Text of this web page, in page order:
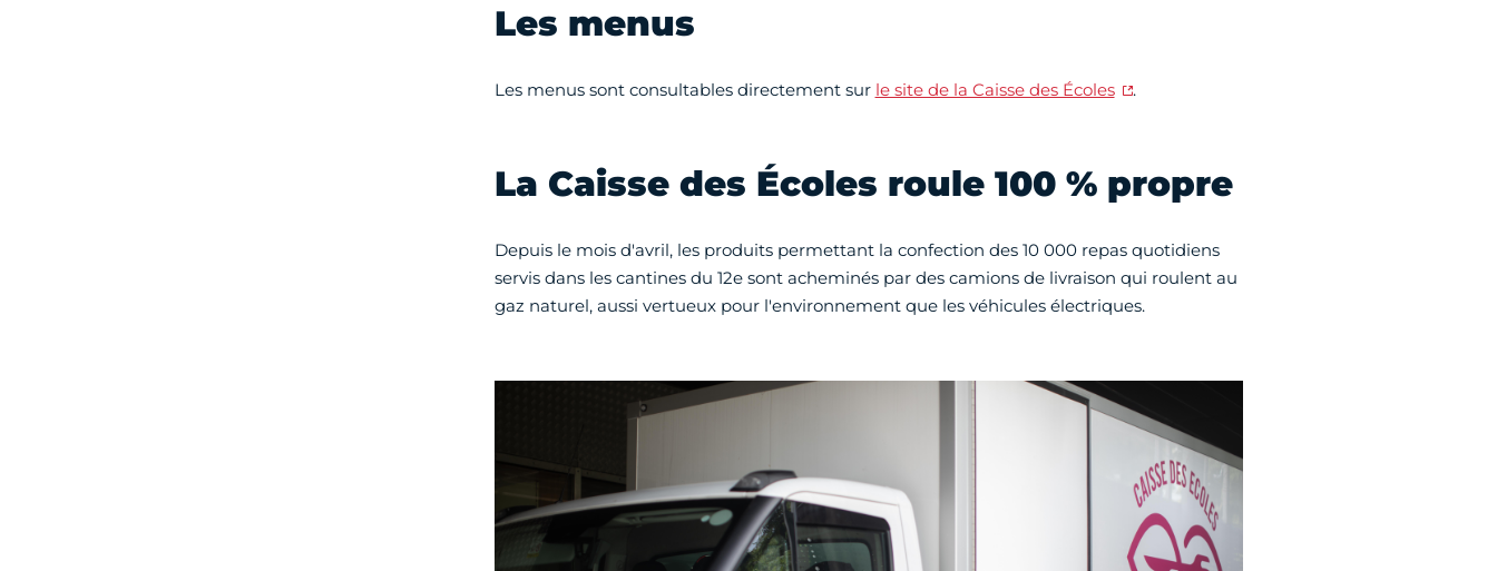
Les menus
Les menus sont consultables directement sur le site de la Caisse des Écoles .
La Caisse des Écoles roule 100 % propre
Depuis le mois d'avril, les produits permettant la confection des 10 000 repas quotidiens
servis dans les cantines du 12e sont acheminés par des camions de livraison qui roulent au
gaz naturel, aussi vertueux pour l'environnement que les véhicules électriques.